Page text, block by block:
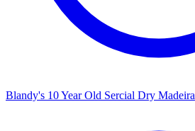
Blandy's 10 Year Old Sercial Dry Madeira